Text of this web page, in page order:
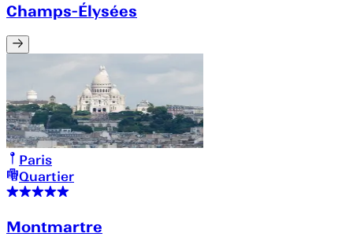
Champs-Élysées
Paris
Quartier
Montmartre